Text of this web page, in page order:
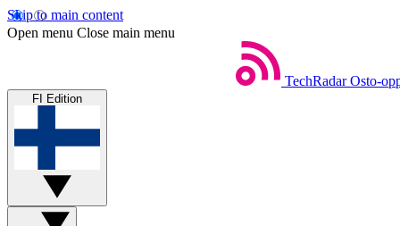
Skip to main content
Open menu Close main menu
TechRadar Osto-
FI Edition